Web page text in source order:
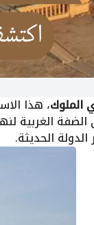
الملوك، هذا
الغربية
الحديثة.